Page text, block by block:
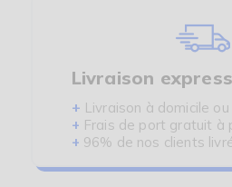
Livraison
+ Livraison à domicile
+ Frais de port gratuit à
+ 96% de nos clients